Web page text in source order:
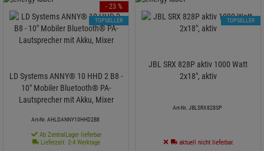
LD Systems ANNY® 10 HHD 2 B8 -
10" Mobiler Bluetooth® PA-
Lautsprecher mit Akku, Mixer
Art-Nr. AHLDANNY10HHD2B8
Ab ZentralLager lieferbar
Lieferzeit: 2-4 Werktage
- 23 %
TOPSELLER
JBL SRX 828P aktiv 1000 Watt
2x18", aktiv
Art-Nr. JBLSRX828SP
aktuell nicht lieferbar.
TOPSELLER